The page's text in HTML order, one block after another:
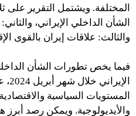
المختلفة. ويشتمل التقرير على
الشأن الداخلي الإيراني، والثاني:
والثالث: علاقات إيران بالقوى
فيما يخص تطورات الشأن
المستويات السياسية
والأيديولوجية. ويمكن رصد